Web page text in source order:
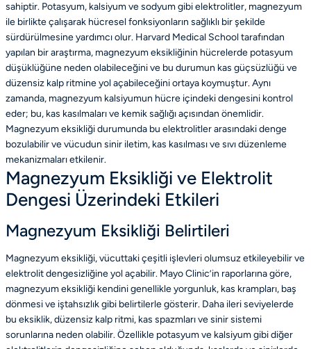
sahiptir. Potasyum, kalsiyum ve sodyum gibi elektrolitler, magnezyum
ile birlikte çalışarak hücresel fonksiyonların sağlıklı bir şekilde
sürdürülmesine yardımcı olur. Harvard Medical School tarafından
yapılan bir araştırma, magnezyum eksikliğinin hücrelerde potasyum
düşüklüğüne neden olabileceğini ve bu durumun kas güçsüzlüğü ve
düzensiz kalp ritmine yol açabileceğini ortaya koymuştur. Aynı
zamanda, magnezyum kalsiyumun hücre içindeki dengesini kontrol
eder; bu, kas kasılmaları ve kemik sağlığı açısından önemlidir.
Magnezyum eksikliği durumunda bu elektrolitler arasındaki denge
bozulabilir ve vücudun sinir iletim, kas kasılması ve sıvı düzenleme
mekanizmaları etkilenir.
Magnezyum Eksikliği ve Elektrolit
Dengesi Üzerindeki Etkileri
Magnezyum Eksikliği Belirtileri
Magnezyum eksikliği, vücuttaki çeşitli işlevleri olumsuz etkileyebilir ve
elektrolit dengesizliğine yol açabilir. Mayo Clinic’in raporlarına göre,
magnezyum eksikliği kendini genellikle yorgunluk, kas krampları, baş
dönmesi ve iştahsızlık gibi belirtilerle gösterir. Daha ileri seviyelerde
bu eksiklik, düzensiz kalp ritmi, kas spazmları ve sinir sistemi
sorunlarına neden olabilir. Özellikle potasyum ve kalsiyum gibi diğer